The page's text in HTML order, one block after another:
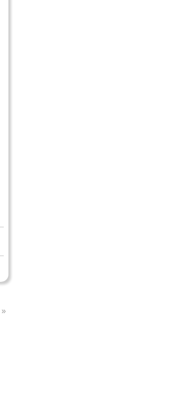
»